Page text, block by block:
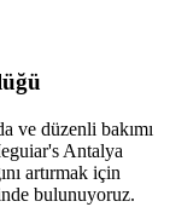
ve düzenli bakımı
Antalya
artırmak için
bulunuyoruz.